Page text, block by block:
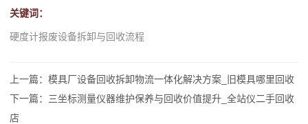
关键词：
硬度计报废设备拆卸与回收流程
上一篇：模具厂设备回收拆卸物流一体化解决方案_旧模具哪里回收
下一篇：三坐标测量仪器维护保养与回收价值提升_全站仪二手回收
店